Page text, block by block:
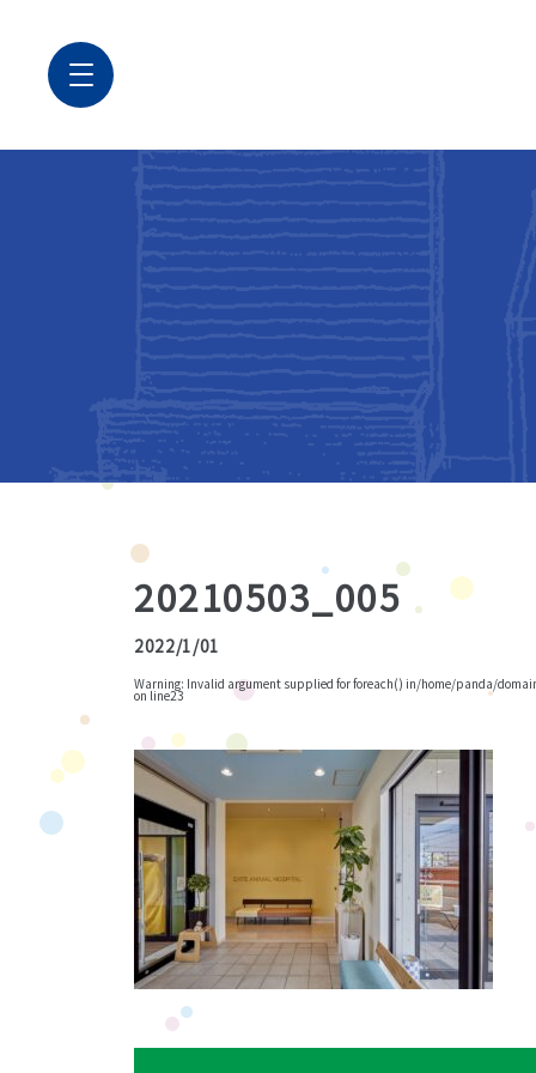
20210503_005
2022/1/01
Warning: Invalid argument supplied for foreach() in/home/panda/
on line23